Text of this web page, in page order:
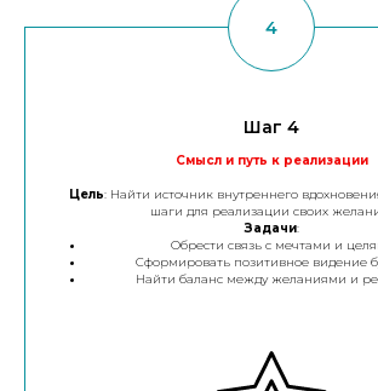
Шаг 4
Смысл и путь к реализации
Цель: Найти источник внутреннего
шаги для реализации своих
Задачи:
Обрести связь с мечтами и
Сформировать позитивное видение
Найти баланс между желаниями и